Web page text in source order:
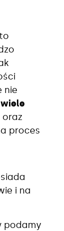
nie
oraz
proces
i na
podamy